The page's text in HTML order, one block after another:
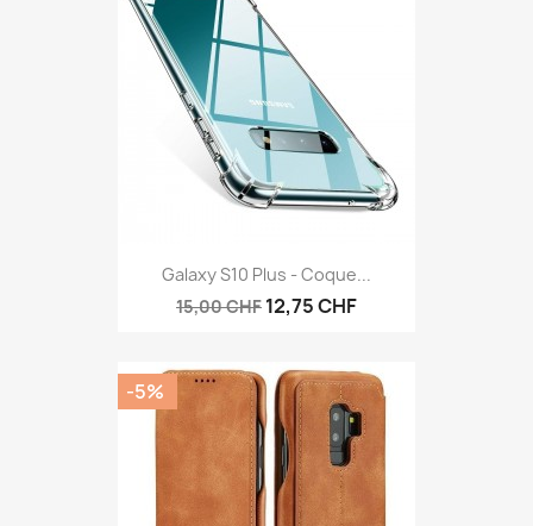
Galaxy S10 Plus - Coque...
15,00 CHF 12,75 CHF
-5%